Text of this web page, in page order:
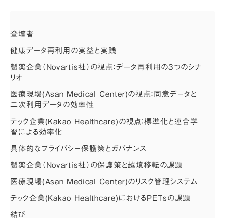
登壇者
健康データ再利用の実益と実践
製薬企業（Novartis社）の視点：データ再利用の3つのシナ
リオ
医療現場(Asan Medical Center)の視点：同意データと
二次利用データの効率性
テック企業(Kakao Healthcare)の視点：標準化と連合学
習による効率化
具体的なプライバシー保護策とガバナンス
製薬企業（Novartis社）の保護策と越境移転の課題
医療現場(Asan Medical Center)のリスク管理システム
テック企業(Kakao Healthcare)におけるPETsの課題
結び